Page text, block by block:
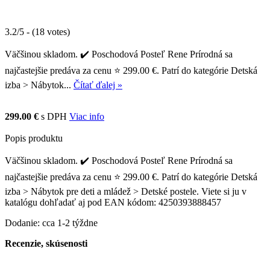
3.2/5 - (18 votes)
Väčšinou skladom. ✔️ Poschodová Posteľ Rene Prírodná sa
najčastejšie predáva za cenu ⭐ 299.00 €. Patrí do kategórie Detská
izba > Nábytok... Čítať ďalej »
299.00 € s DPH Viac info
Popis produktu
Väčšinou skladom. ✔️ Poschodová Posteľ Rene Prírodná sa
najčastejšie predáva za cenu ⭐ 299.00 €. Patrí do kategórie Detská
izba > Nábytok pre deti a mládež > Detské postele. Viete si ju v
katalógu dohľadať aj pod EAN kódom: 4250393888457
Dodanie: cca 1-2 týždne
Recenzie, skúsenosti